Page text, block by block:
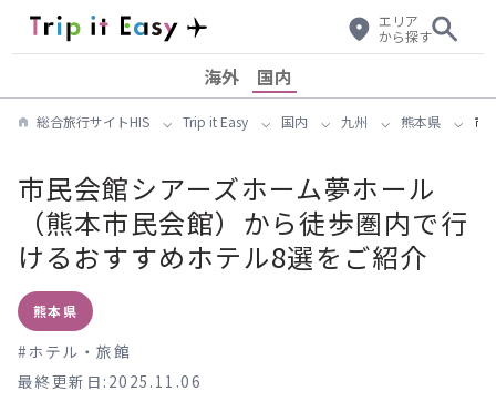
エリア
から探す
海外 国内
総合旅行サイトHIS Trip it Easy 国内 九州 熊本県 市
市民会館シアーズホーム夢ホール
（熊本市民会館）から徒歩圏内で行
けるおすすめホテル8選をご紹介
熊本県
#ホテル・旅館
最終更新日:2025.11.06